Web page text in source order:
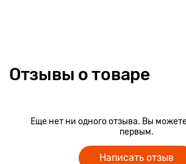
Отзывы о товаре
Еще нет ни одного отзыва. Вы
первым.
Написать отзыв